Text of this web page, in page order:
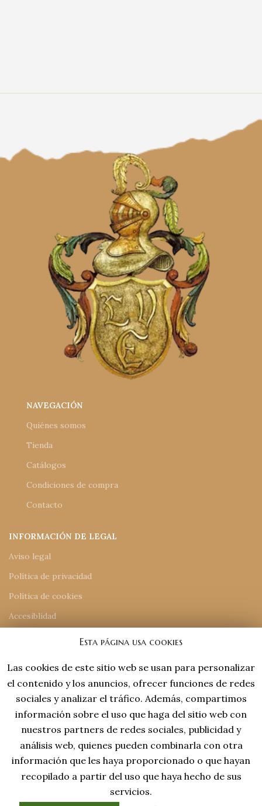
NAVEGACIÓN
Quiénes somos
Tienda
Catálogos
Condiciones de compra
Contacto
INFORMACIÓN DE LEGAL
Aviso legal
Política de privacidad
Política de cookies
Accesiblidad
INFORMACIÓN DE CONTACTO
918 77 48 18
tiendaonline@laviejaespana.com
Tales de Mileto 15, Nave 13 (28806), Alcalá de Henares
Esta página usa cookies
Las cookies de este sitio web se usan para personalizar
el contenido y los anuncios, ofrecer funciones de redes
sociales y analizar el tráfico. Además, compartimos
información sobre el uso que haga del sitio web con
nuestros partners de redes sociales, publicidad y
análisis web, quienes pueden combinarla con otra
información que les haya proporcionado o que hayan
recopilado a partir del uso que haya hecho de sus
servicios.